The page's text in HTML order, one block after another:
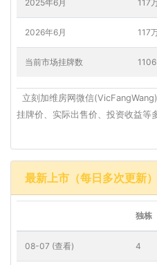
2025年6月 117
2026年6月 117
当前市场挂牌数 1106
立刻加维房网微信
挂牌价、实际出售价、投资收益等
最新上市（每日多次更新）
独栋
08-07 (查看) 4